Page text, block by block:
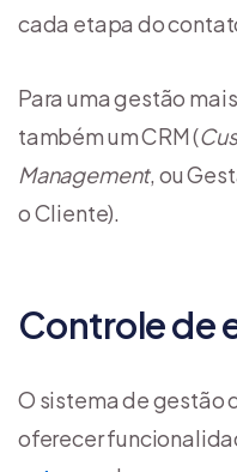
cada etapa do
Para uma gestão
também um CRM (
Management, ou
o Cliente).
Controle de
O sistema de gestão
oferecer